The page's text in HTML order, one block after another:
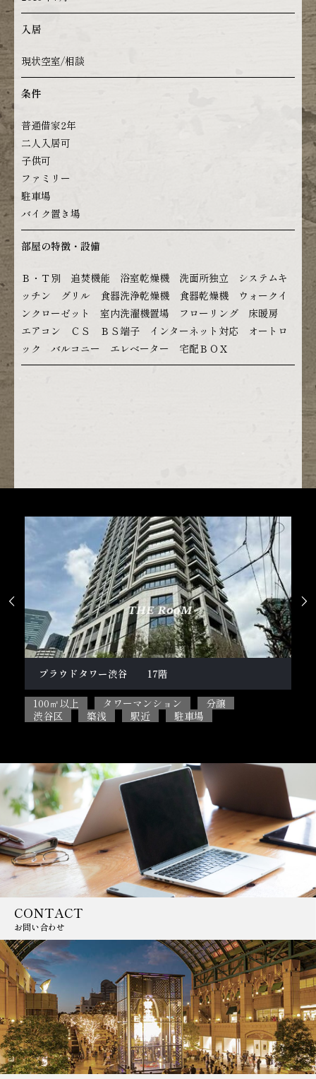
入居
現状空室/相談
条件
普通借家2年
二人入居可
子供可
ファミリー
駐車場
バイク置き場
部屋の特徴・設備
Ｂ・Ｔ別 追焚機能 浴室乾燥機 洗面所独立 システムキ
ッチン グリル 食器洗浄乾燥機 食器乾燥機 ウォークイ
ンクローゼット 室内洗濯機置場 フローリング 床暖房
エアコン ＣＳ ＢＳ端子 インターネット対応 オートロ
ック バルコニー エレベーター 宅配ＢＯＸ
柿の木坂１丁目戸建
100㎡以上 5SLDK
ペット相談可能
目黒区
閑静な住宅街 駐車場
 
CONTACT
お問い合わせ